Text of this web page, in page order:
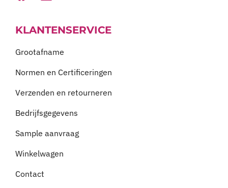
KLANTENSERVICE
Grootafname
Normen en Certificeringen
Verzenden en retourneren
Bedrijfsgegevens
Sample aanvraag
Winkelwagen
Contact